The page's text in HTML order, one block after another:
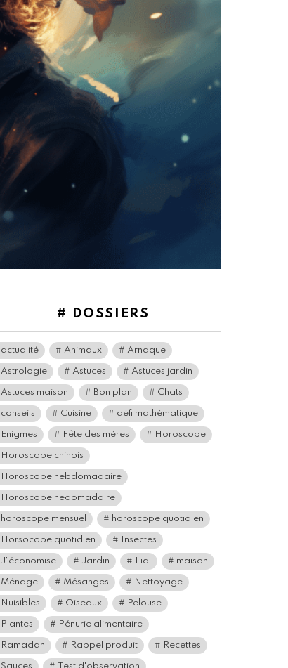
# DOSSIERS
actualité Animaux Arnaque
Astrologie Astuces Astuces jardin
Astuces maison Bon plan Chats
conseils Cuisine défi mathématique
Enigmes Fête des mères Horoscope
Horoscope chinois
Horoscope hebdomadaire
Horoscope hedomadaire
horoscope mensuel horoscope quotidien
Horsocope quotidien Insectes
J'économise Jardin Lidl maison
Ménage Mésanges Nettoyage
Nuisibles Oiseaux Pelouse
Plantes Pénurie alimentaire
Ramadan Rappel produit Recettes